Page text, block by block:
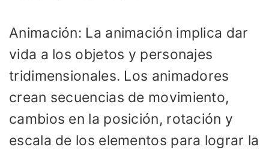
Animación: La animación implica dar
vida a los objetos y personajes
tridimensionales. Los animadores
crean secuencias de movimiento,
cambios en la posición, rotación y
escala de los elementos para lograr la